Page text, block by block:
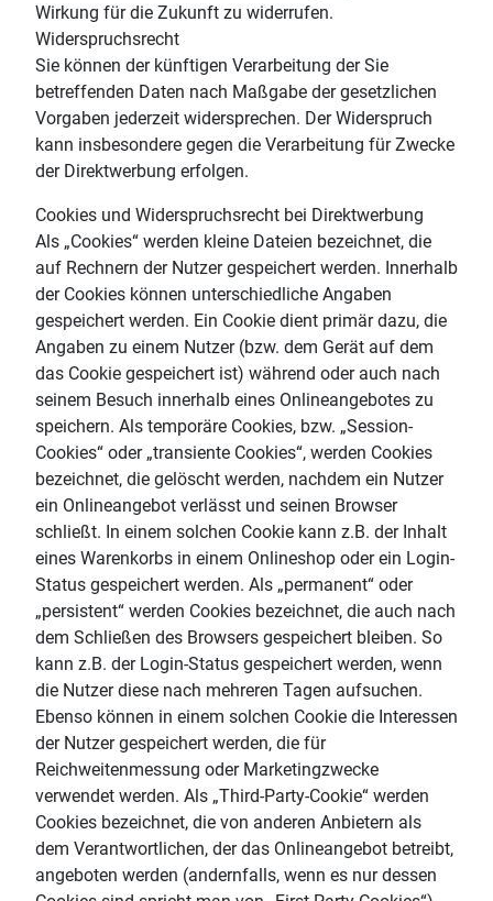
Wirkung für die Zukunft zu widerrufen.
Widerspruchsrecht
Sie können der künftigen Verarbeitung der Sie
betreffenden Daten nach Maßgabe der gesetzlichen
Vorgaben jederzeit widersprechen. Der Widerspruch
kann insbesondere gegen die Verarbeitung für Zwecke
der Direktwerbung erfolgen.
Cookies und Widerspruchsrecht bei Direktwerbung
Als „Cookies“ werden kleine Dateien bezeichnet, die
auf Rechnern der Nutzer gespeichert werden. Innerhalb
der Cookies können unterschiedliche Angaben
gespeichert werden. Ein Cookie dient primär dazu, die
Angaben zu einem Nutzer (bzw. dem Gerät auf dem
das Cookie gespeichert ist) während oder auch nach
seinem Besuch innerhalb eines Onlineangebotes zu
speichern. Als temporäre Cookies, bzw. „Session-
Cookies“ oder „transiente Cookies“, werden Cookies
bezeichnet, die gelöscht werden, nachdem ein Nutzer
ein Onlineangebot verlässt und seinen Browser
schließt. In einem solchen Cookie kann z.B. der Inhalt
eines Warenkorbs in einem Onlineshop oder ein Login-
Status gespeichert werden. Als „permanent“ oder
„persistent“ werden Cookies bezeichnet, die auch nach
dem Schließen des Browsers gespeichert bleiben. So
kann z.B. der Login-Status gespeichert werden, wenn
die Nutzer diese nach mehreren Tagen aufsuchen.
Ebenso können in einem solchen Cookie die Interessen
der Nutzer gespeichert werden, die für
Reichweitenmessung oder Marketingzwecke
verwendet werden. Als „Third-Party-Cookie“ werden
Cookies bezeichnet, die von anderen Anbietern als
dem Verantwortlichen, der das Onlineangebot betreibt,
angeboten werden (andernfalls, wenn es nur dessen